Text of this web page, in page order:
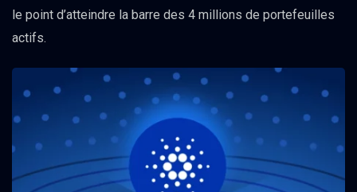
le point d’atteindre la barre des 4 millions de portefeuilles
actifs.